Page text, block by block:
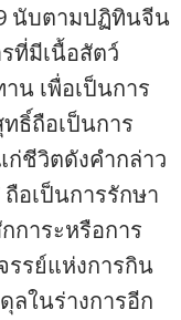
นับตามปฏิทินจีน
ที่มีเนื้อสัตว์
น เพื่อเป็นการ
ธิ์ถือเป็นการ
ก่ชีวิตดังคำกล่าว
อเป็นการรักษา
การะหรือการ
รย์แห่งการกิน
ลในร่างการอีก